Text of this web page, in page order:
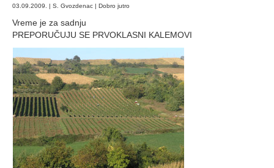
03.09.2009. | S. Gvozdenac | Dobro jutro
Vreme je za sadnju
PREPORUČUJU SE PRVOKLASNI KALEMOVI